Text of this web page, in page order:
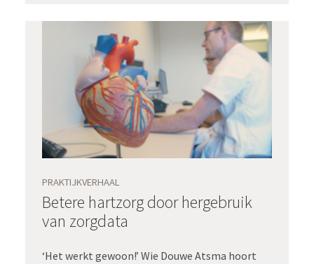
onze kwaliteitsregistratie ParkinsonInzicht.’
PRAKTIJKVERHAAL
Betere hartzorg door hergebruik
van zorgdata
‘Het werkt gewoon!’ Wie Douwe Atsma hoort